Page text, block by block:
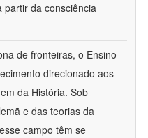
partir da consciência
de fronteiras, o Ensino
direcionado aos
da História. Sob
e das teorias da
campo têm se